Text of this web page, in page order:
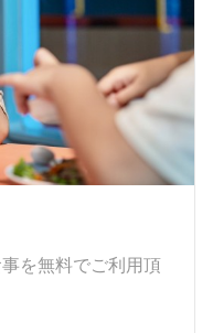
を無料でご利用頂